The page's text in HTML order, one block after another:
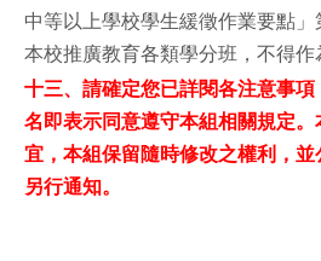
中等以上學校學生緩徵作業要點
本校推廣教育各類學分班，不得作
十三、請確定您已詳閱各注意事
名即表示同意遵守本組相關規定
宜，本組保留隨時修改之權利，
另行通知。